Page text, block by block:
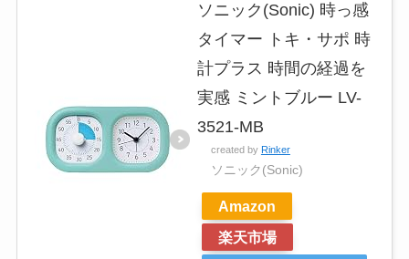
ソニック(Sonic) 時っ感
タイマー トキ・サポ 時
計プラス 時間の経過を
実感 ミントブルー LV-
3521-MB
created by Rinker
ソニック(Sonic)
Amazon
楽天市場